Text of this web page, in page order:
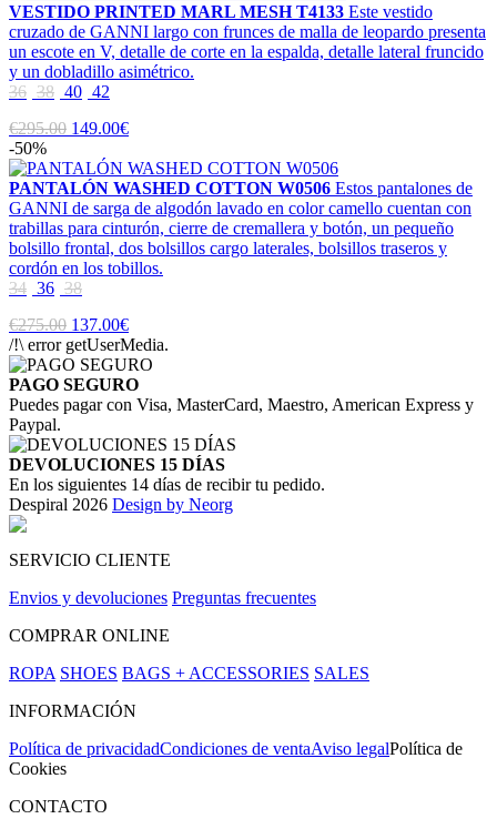
VESTIDO PRINTED MARL MESH T4133 Este vestido
cruzado de GANNI largo con frunces de malla de leopardo presenta
un escote en V, detalle de corte en la espalda, detalle lateral fruncido
y un dobladillo asimétrico.
36 38 40 42
€295.00 149.00€
-50%
PANTALÓN WASHED COTTON W0506 Estos pantalones de
GANNI de sarga de algodón lavado en color camello cuentan con
trabillas para cinturón, cierre de cremallera y botón, un pequeño
bolsillo frontal, dos bolsillos cargo laterales, bolsillos traseros y
cordón en los tobillos.
34 36 38
€275.00 137.00€
/!\ error getUserMedia.
PAGO SEGURO
Puedes pagar con Visa, MasterCard, Maestro, American Express y
Paypal.
DEVOLUCIONES 15 DÍAS
En los siguientes 14 días de recibir tu pedido.
Despiral 2026 Design by Neorg
SERVICIO CLIENTE
Envios y devoluciones Preguntas frecuentes
COMPRAR ONLINE
ROPA SHOES BAGS + ACCESSORIES SALES
INFORMACIÓN
Política de privacidadCondiciones de ventaAviso legalPolítica de
Cookies
CONTACTO